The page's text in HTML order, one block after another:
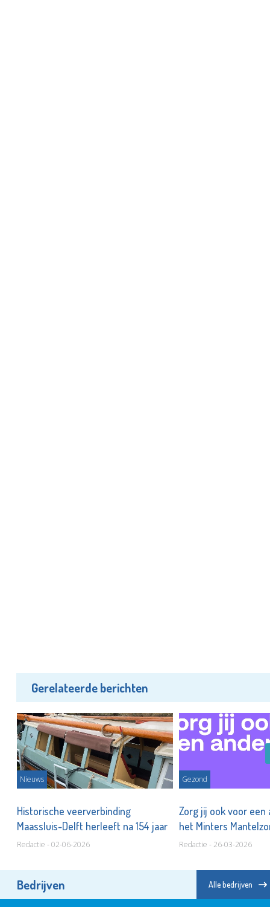
Gerelateerde berichten
Nieuws
Historische veerverbinding
Maassluis-Delft herleeft na 154 jaar
Redactie - 02-06-2026
Gezond
Zorg jij ook voor een
het Minters
Redactie - 26-03-2026
Bedrijven Alle bedrijven